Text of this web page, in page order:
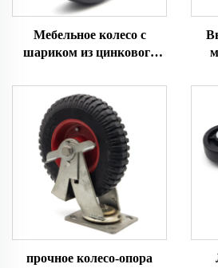
Мебельное колесо с
шариком из цинкового
прочное колесо-опора